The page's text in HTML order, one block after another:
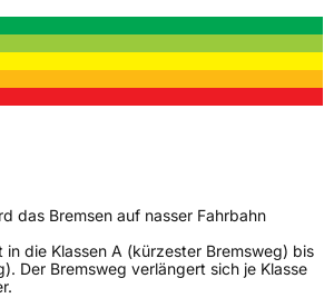
das Bremsen auf nasser Fahrbahn
in die Klassen A (kürzester Bremsweg) bis
Der Bremsweg verlängert sich je Klasse